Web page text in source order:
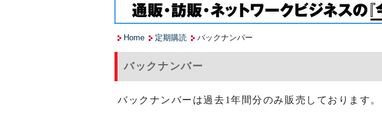
Home 定期購読 バックナンバー
バックナンバー
バックナンバーは過去1年間分のみ販売しております